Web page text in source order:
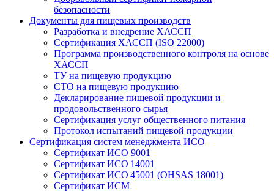
безопасности
Документы для пищевых производств
Разработка и внедрение ХАССП
Сертификация ХАССП (ISO 22000)
Программа производственного контроля на основе
ХАССП
ТУ на пищевую продукцию
СТО на пищевую продукцию
Декларирование пищевой продукции и
продовольственного сырья
Сертификация услуг общественного питания
Протокол испытаний пищевой продукции
Сертификация систем менеджмента ИСО
Сертификат ИСО 9001
Сертификат ИСО 14001
Сертификат ИСО 45001 (OHSAS 18001)
Сертификат ИСМ